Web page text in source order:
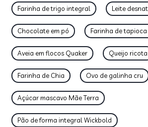
Farinha de trigo integral Leite
Chocolate em pó Farinha de tapioca
Aveia em flocos Quaker Queijo ricota
Farinha de Chia Ovo de galinha cru
Açúcar mascavo Mãe Terra
Pão de forma integral Wickbold